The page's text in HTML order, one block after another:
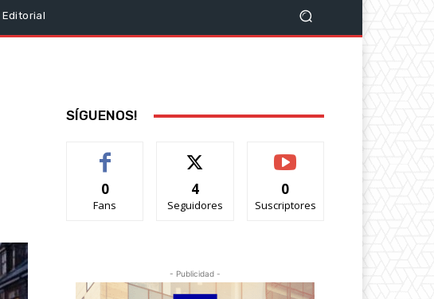
Editorial
SÍGUENOS!
0
Fans
4
Seguidores
0
Suscriptores
- Publicidad -